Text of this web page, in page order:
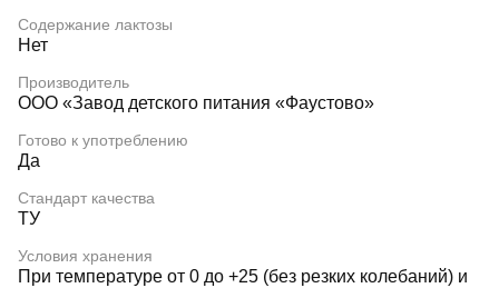
Содержание лактозы
Нет
Производитель
ООО «Завод детского питания «Фаустово»
Готово к употреблению
Да
Стандарт качества
ТУ
Условия хранения
При температуре от 0 до +25 (без резких колебаний) и